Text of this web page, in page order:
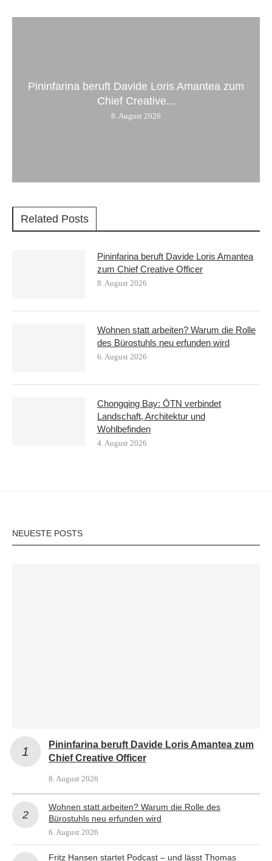
Pininfarina beruft Davide Loris Amantea zum
Chief Creative...
8. August 2026
Related Posts
Pininfarina beruft Davide Loris Amantea
zum Chief Creative Officer
8. August 2026
Wohnen statt arbeiten? Warum die Rolle
des Bürostuhls neu erfunden wird
6. August 2026
Chongqing Bay: ŌTN verbindet
Landschaft, Architektur und
Wohlbefinden
4. August 2026
NEUESTE POSTS
Pininfarina beruft Davide Loris Amantea zum
Chief Creative Officer
8. August 2026
Wohnen statt arbeiten? Warum die Rolle des
Bürostuhls neu erfunden wird
6. August 2026
Fritz Hansen startet Podcast – und lässt Thomas